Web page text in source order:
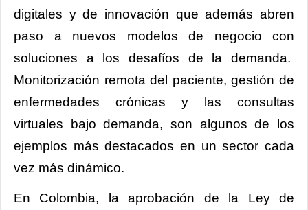
digitales y de innovación que además abren
paso a nuevos modelos de negocio con
soluciones a los desafíos de la demanda.
Monitorización remota del paciente, gestión de
enfermedades crónicas y las consultas
virtuales bajo demanda, son algunos de los
ejemplos más destacados en un sector cada
vez más dinámico.
En Colombia, la aprobación de la Ley de